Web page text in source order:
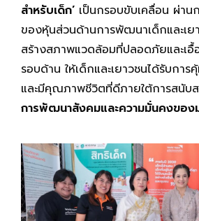
สำหรับเด็ก’ เป็นกรอบขับเคลื่อน ผ่าน
ของหุ้นส่วนด้านการพัฒนาเด็กและเย
สร้างสภาพแวดล้อมที่ปลอดภัยและเอื้
รอบด้าน ให้เด็กและเยาวชนได้รับกา
และมีคุณภาพชีวิตที่ดีภายใต้การสนับ
การพัฒนาสังคมและความมั่นคงขอ